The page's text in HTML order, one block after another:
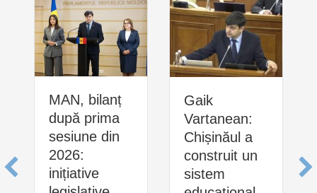
MAN, bilanț
după prima
sesiune din
2026:
inițiative
Gaik
Vartanean:
Chișinăul a
construit un
sistem